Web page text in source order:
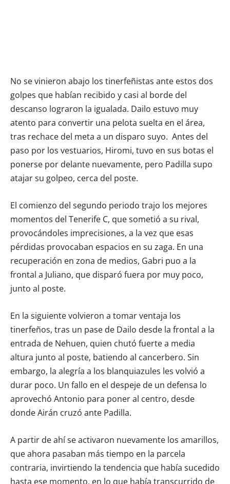
No se vinieron abajo los tinerfeñistas ante estos dos
golpes que habían recibido y casi al borde del
descanso lograron la igualada. Dailo estuvo muy
atento para convertir una pelota suelta en el área,
tras rechace del meta a un disparo suyo. Antes del
paso por los vestuarios, Hiromi, tuvo en sus botas el
ponerse por delante nuevamente, pero Padilla supo
atajar su golpeo, cerca del poste.
El comienzo del segundo periodo trajo los mejores
momentos del Tenerife C, que sometió a su rival,
provocándoles imprecisiones, a la vez que esas
pérdidas provocaban espacios en su zaga. En una
recuperación en zona de medios, Gabri puo a la
frontal a Juliano, que disparó fuera por muy poco,
junto al poste.
En la siguiente volvieron a tomar ventaja los
tinerfeños, tras un pase de Dailo desde la frontal a la
entrada de Nehuen, quien chutó fuerte a media
altura junto al poste, batiendo al cancerbero. Sin
embargo, la alegría a los blanquiazules les volvió a
durar poco. Un fallo en el despeje de un defensa lo
aprovechó Antonio para poner al centro, desde
donde Airán cruzó ante Padilla.
A partir de ahí se activaron nuevamente los amarillos,
que ahora pasaban más tiempo en la parcela
contraria, invirtiendo la tendencia que había sucedido
hasta ese momento, en lo que había transcurrido de